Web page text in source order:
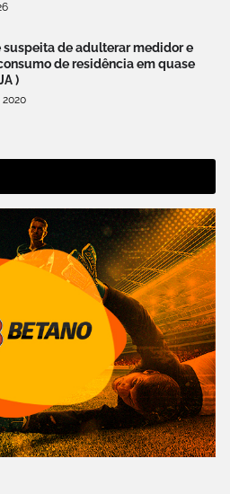
suspeita de adulterar medidor e
de residência em quase
)
2020